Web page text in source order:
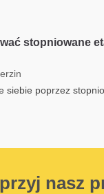
stopniowane
siebie poprzez
nasz